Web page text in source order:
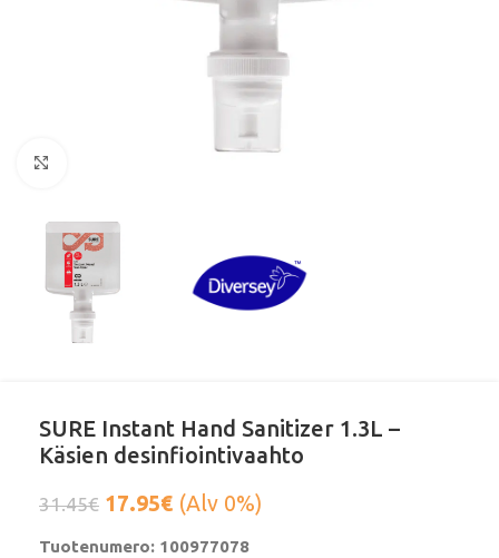
SURE Instant Hand Sanitizer 1.3L –
Käsien desinfiointivaahto
31.45€ 17.95€ (Alv 0%)
Tuotenumero: 100977078